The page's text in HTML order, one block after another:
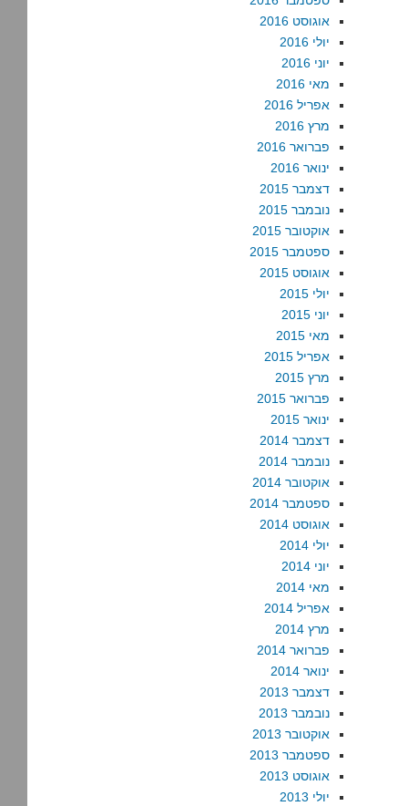
אוגוסט 2016
יולי 2016
יוני 2016
מאי 2016
אפריל 2016
מרץ 2016
פברואר 2016
ינואר 2016
דצמבר 2015
נובמבר 2015
אוקטובר 2015
ספטמבר 2015
אוגוסט 2015
יולי 2015
יוני 2015
מאי 2015
אפריל 2015
מרץ 2015
פברואר 2015
ינואר 2015
דצמבר 2014
נובמבר 2014
אוקטובר 2014
ספטמבר 2014
אוגוסט 2014
יולי 2014
יוני 2014
מאי 2014
אפריל 2014
מרץ 2014
פברואר 2014
ינואר 2014
דצמבר 2013
נובמבר 2013
אוקטובר 2013
ספטמבר 2013
אוגוסט 2013
יולי 2013